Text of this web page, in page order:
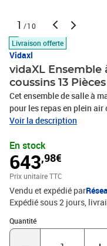
1 /10
Livraison offerte
Vidaxl
vidaXL
coussins 13
Cet ensemble de salle à
pour les repas en plein
l'arrière-cour ou le patio. Matériau durable : la résine tressée,
synthétique solide et
rotin naturel. Elle est
utilisée pour les meubles
ses propriétés de résistance aux
dessus de la table
durable, ce qui le rend
ajoute une touche d'élégance à
compact : ces chaises
Voir la description
En stock
643,98€
Prix unitaire TTC
Vendu et expédié par
Expédié sous 2 jours
Quantité
Quantité : 1